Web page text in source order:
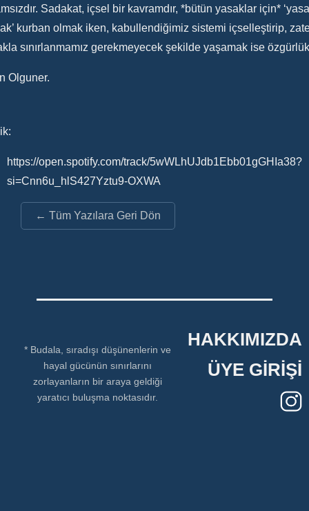
Sadakat, içsel bir kavramdır, *bütün yasaklar için*
kurban olmak iken, kabullendiğimiz sistemi içselleştirip,
sınırlanmamız gerekmeyecek şekilde yaşamak ise
Olguner.
https://open.spotify.com/track/5wWLhUJdb1Ebb01gGHIa38?
si=Cnn6u_hlS427Yztu9-OXWA
← Tüm Yazılara Geri Dön
* Budala, sıradışı düşünenlerin ve
hayal gücünün sınırlarını
zorlayanların bir araya geldiği
yaratıcı buluşma noktasıdır.
HAKKIMIZDA
ÜYE GİRİŞİ